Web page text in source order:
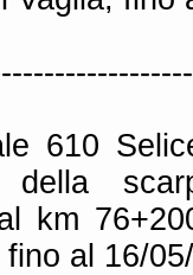
610
della
km
al 16/